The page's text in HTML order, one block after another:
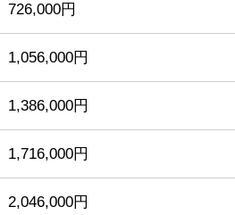
726,000円
1,056,000円
1,386,000円
1,716,000円
2,046,000円